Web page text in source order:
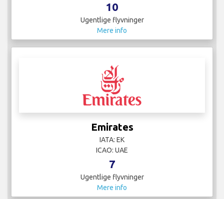
10
Ugentlige flyvninger
Mere info
Emirates
IATA: EK
ICAO: UAE
7
Ugentlige flyvninger
Mere info